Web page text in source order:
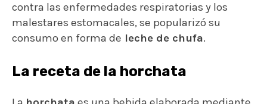
contra las enfermedades respiratorias y los
malestares estomacales, se popularizó su
consumo en forma de leche de chufa.
La receta de la horchata